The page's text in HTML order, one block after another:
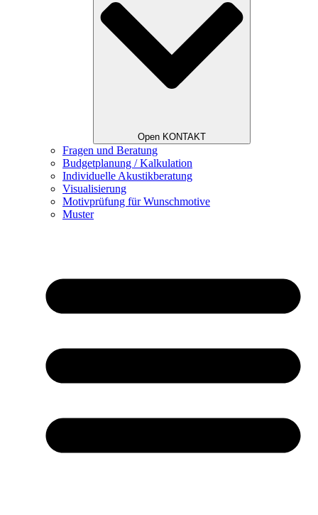
Open KONTAKT
Fragen und Beratung
Budgetplanung / Kalkulation
Individuelle Akustikberatung
Visualisierung
Motivprüfung für Wunschmotive
Muster